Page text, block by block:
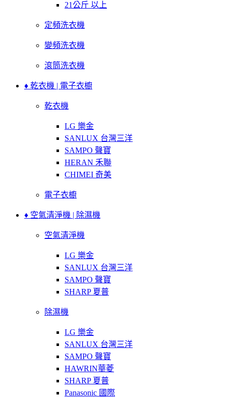
21公斤 以上
定頻洗衣機
變頻洗衣機
滾筒洗衣機
♦ 乾衣機 | 電子衣櫥
乾衣機
LG 樂金
SANLUX 台灣三洋
SAMPO 聲寶
HERAN 禾聯
CHIMEI 奇美
電子衣櫥
♦ 空氣清淨機 | 除濕機
空氣清淨機
LG 樂金
SANLUX 台灣三洋
SAMPO 聲寶
SHARP 夏普
除濕機
LG 樂金
SANLUX 台灣三洋
SAMPO 聲寶
HAWRIN華菱
SHARP 夏普
Panasonic 國際